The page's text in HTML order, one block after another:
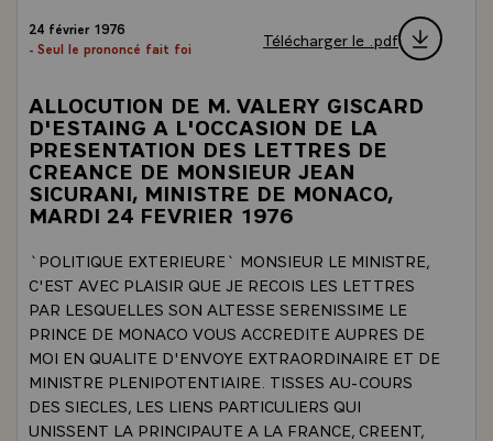
24 février 1976
- Seul le prononcé fait foi
Télécharger le .pdf
ALLOCUTION DE M. VALERY GISCARD
D'ESTAING A L'OCCASION DE LA
PRESENTATION DES LETTRES DE
CREANCE DE MONSIEUR JEAN
SICURANI, MINISTRE DE MONACO,
MARDI 24 FEVRIER 1976
`POLITIQUE EXTERIEURE` MONSIEUR LE MINISTRE,
C'EST AVEC PLAISIR QUE JE RECOIS LES LETTRES
PAR LESQUELLES SON ALTESSE SERENISSIME LE
PRINCE DE MONACO VOUS ACCREDITE AUPRES DE
MOI EN QUALITE D'ENVOYE EXTRAORDINAIRE ET DE
MINISTRE PLENIPOTENTIAIRE. TISSES AU-COURS
DES SIECLES, LES LIENS PARTICULIERS QUI
UNISSENT LA PRINCIPAUTE A LA FRANCE, CREENT,